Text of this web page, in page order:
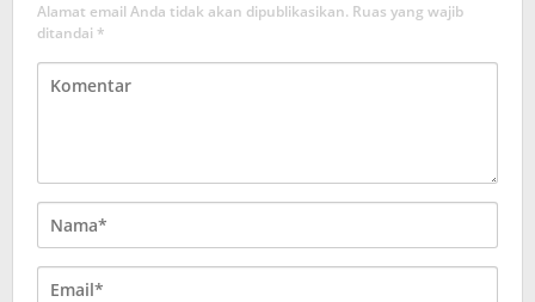
Alamat email Anda tidak akan dipublikasikan. Ruas yang wajib
ditandai *